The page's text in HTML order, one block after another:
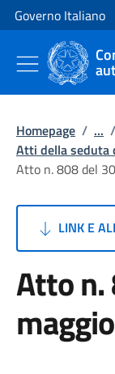
Vai al contenuto
Vai alla navigazione
Governo Italiano
Homepage / ... /
Atti della seduta
Atto n. 808 del
LINK E
Atto n.